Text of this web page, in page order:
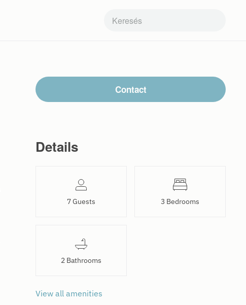
Contact
Details
7 Guests 3 Bedrooms
2 Bathrooms
View all amenities